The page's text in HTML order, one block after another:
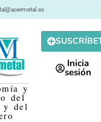
y
del
y del
Inicia
sesión